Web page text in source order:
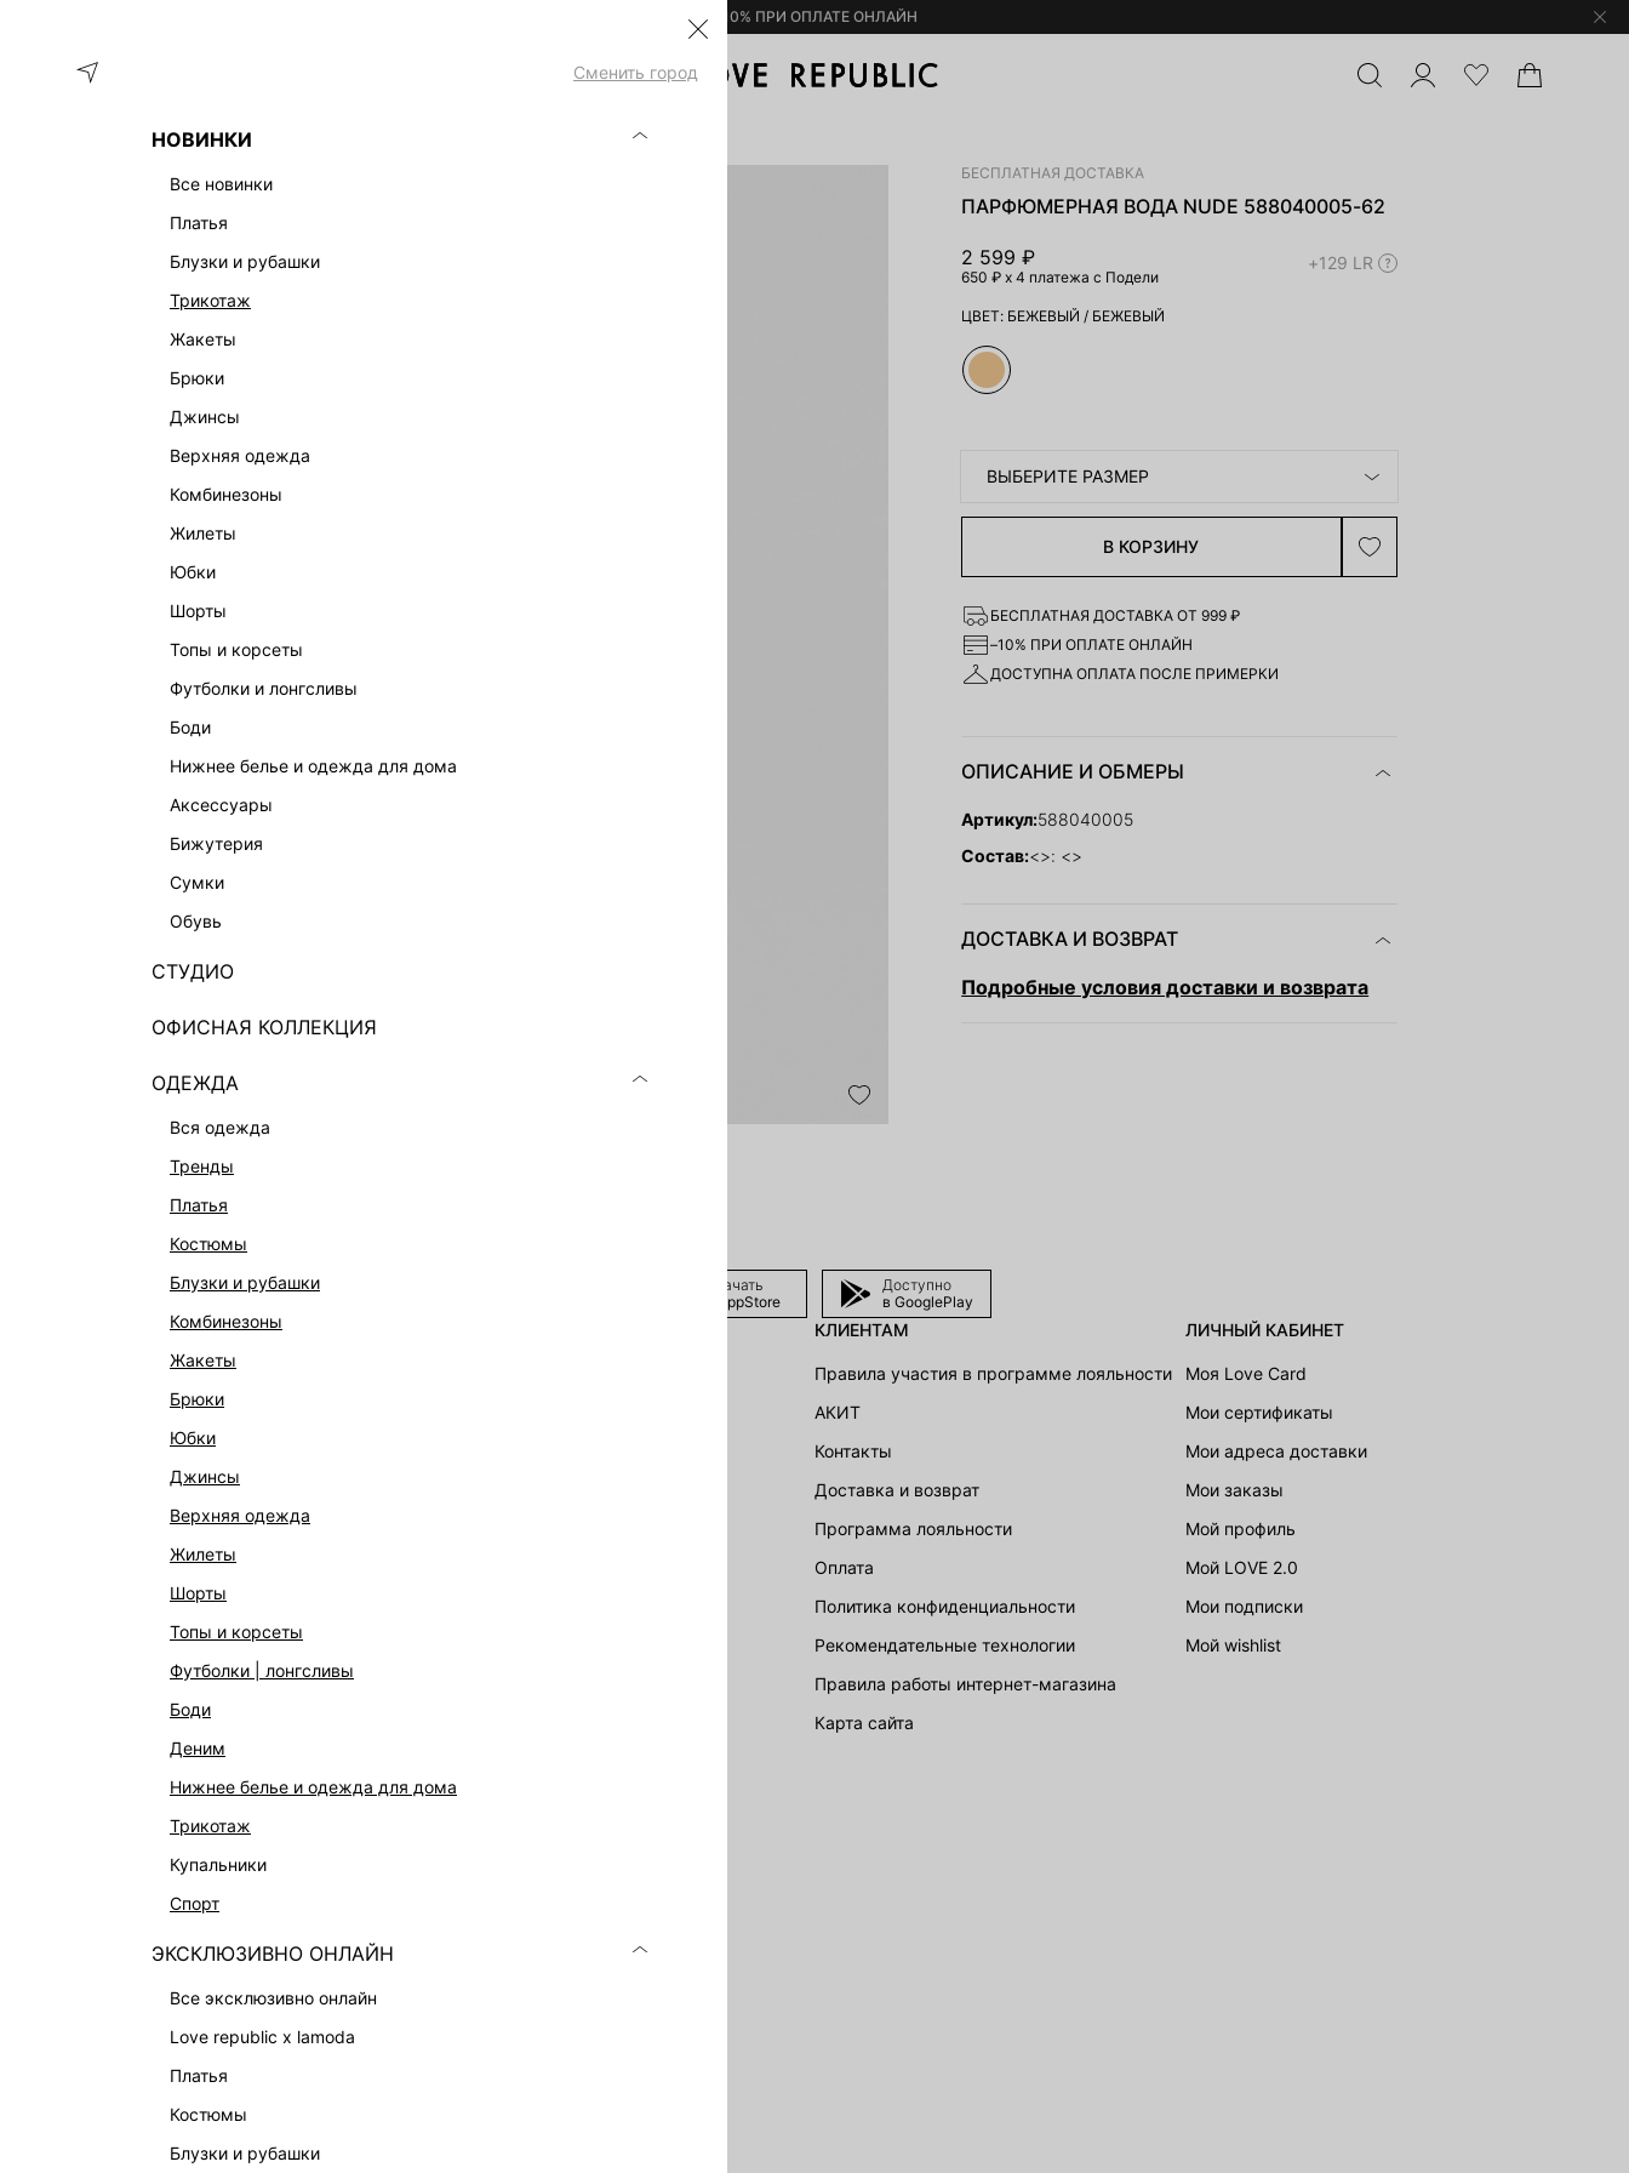
– 10% ПРИ ОПЛАТЕ ОНЛАЙН
Сменить город
НОВИНКИ
все новинки
платья
блузки и рубашки
трикотаж
жакеты
брюки
джинсы
верхняя одежда
комбинезоны
жилеты
юбки
шорты
топы и корсеты
футболки и лонгсливы
боди
нижнее белье и одежда для дома
аксессуары
бижутерия
сумки
обувь
СТУДИО
ОФИСНАЯ КОЛЛЕКЦИЯ
ОДЕЖДА
вся одежда
тренды
платья
костюмы
блузки и рубашки
комбинезоны
жакеты
брюки
юбки
джинсы
верхняя одежда
жилеты
шорты
топы и корсеты
футболки | лонгсливы
боди
деним
нижнее белье и одежда для дома
трикотаж
купальники
спорт
ЭКСКЛЮЗИВНО ОНЛАЙН
все эксклюзивно онлайн
love republic x lamoda
платья
костюмы
блузки и рубашки
ОДЕЖДА
ПАРФЮМЕРНАЯ ВОДА NUDE 588040005-62
БЕСПЛАТНАЯ ДОСТАВКА
ПАРФЮМЕРНАЯ ВОДА NUDE 588040005-62
2 599 ₽
650 ₽ x 4 платежа с Подели
+129 LR
ЦВЕТ: БЕЖЕВЫЙ / БЕЖЕВЫЙ
ВЫБЕРИТЕ РАЗМЕР
В КОРЗИНУ
БЕСПЛАТНАЯ ДОСТАВКА ОТ 999 ₽
–10% ПРИ ОПЛАТЕ ОНЛАЙН
ДОСТУПНА ОПЛАТА ПОСЛЕ ПРИМЕРКИ
ОПИСАНИЕ И ОБМЕРЫ
Артикул:588040005
Состав:<>: <>
ДОСТАВКА И ВОЗВРАТ
Подробные условия доставки и возврата
Скачать
в AppStore
Доступно
в GooglePlay
ОФИСНАЯ КОЛЛЕКЦИЯ
ЭКСКЛЮЗИВНО ОНЛАЙН
АКСЕССУАРЫ И УКРАШЕНИЯ
ФИНАЛЬНАЯ РАСПРОДАЖА
ПОДАРОЧНЫЕ СЕРТИФИКАТЫ
БАЛЬЗАМЫ-ТИНТЫ
ЛИМИТИРОВАННЫЕ КОЛЛЕКЦИИ
КАПСУЛЬНЫЙ ГАРДЕРОБ
БОХО-ШИК
В ОТТЕНКАХ СЕРОГО
LOVE REPUBLIC MAISON
ДАЙДЖЕСТ
КЛИЕНТАМ
Правила участия в программе лояльности
АКИТ
Контакты
Доставка и возврат
Программа лояльности
Оплата
Политика конфиденциальности
Рекомендательные технологии
Правила работы интернет-магазина
карта сайта
ЛИЧНЫЙ КАБИНЕТ
Моя Love Card
Мои сертификаты
Мои адреса доставки
Мои заказы
Мой профиль
Мой LOVE 2.0
Мои подписки
Мой wishlist